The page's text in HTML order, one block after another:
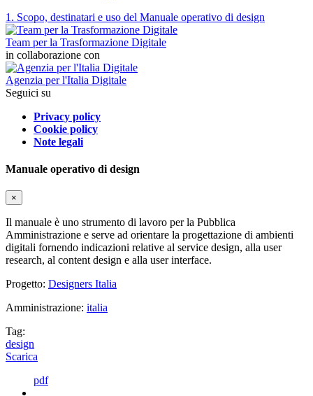
1. Scopo, destinatari e uso del Manuale operativo di design
Team per la Trasformazione Digitale
in collaborazione con
Agenzia per l'Italia Digitale
Seguici su
Privacy policy
Cookie policy
Note legali
Manuale operativo di design
×
Il manuale è uno strumento di lavoro per la Pubblica
Amministrazione e serve ad orientare la progettazione di ambienti
digitali fornendo indicazioni relative al service design, alla user
research, al content design e alla user interface.
Progetto: Designers Italia
Amministrazione: italia
Tag:
design
Scarica
pdf